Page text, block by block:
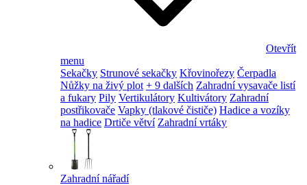
Otevřít
menu
Sekačky Strunové sekačky Křovinořezy Čerpadla
Nůžky na živý plot + 9 dalších Zahradní vysavače listí
a fukary Pily Vertikulátory Kultivátory Zahradní
postřikovače Vapky (tlakové čističe) Hadice a vozíky
na hadice Drtiče větví Zahradní vrtáky
Zahradní nářadí